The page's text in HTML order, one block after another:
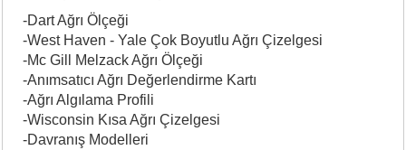
-Dart Ağrı Ölçeği
-West Haven - Yale Çok Boyutlu Ağrı Çizelgesi
-Mc Gill Melzack Ağrı Ölçeği
-Anımsatıcı Ağrı Değerlendirme Kartı
-Ağrı Algılama Profili
-Wisconsin Kısa Ağrı Çizelgesi
-Davranış Modelleri